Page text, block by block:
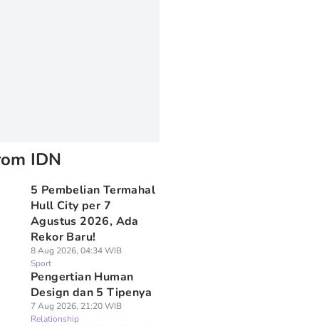
IDN
5 Pembelian Termahal
Hull City per 7
Agustus 2026, Ada
Rekor Baru!
8 Aug 2026, 04:34 WIB
Sport
Pengertian Human
Design dan 5 Tipenya
7 Aug 2026, 21:20 WIB
Relationship